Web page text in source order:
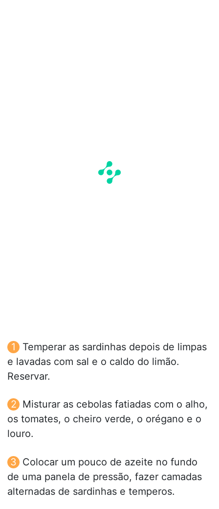
Temperar as sardinhas depois de limpas
e lavadas com sal e o caldo do limão.
Reservar.
Misturar as cebolas fatiadas com o alho,
os tomates, o cheiro verde, o orégano e o
louro.
Colocar um pouco de azeite no fundo
de uma panela de pressão, fazer camadas
alternadas de sardinhas e temperos.